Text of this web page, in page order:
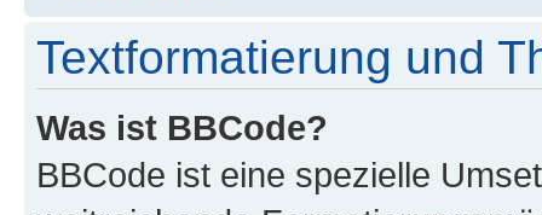
Textformatierung und
Was ist BBCode?
BBCode ist eine spezielle